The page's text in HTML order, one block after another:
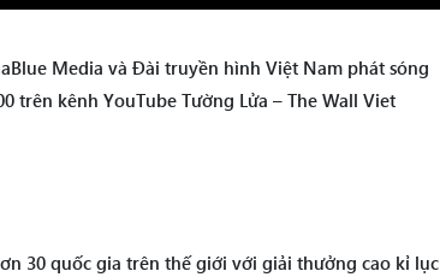
Media và Đài truyền hình Việt Nam phát sóng
trên kênh YouTube Tường Lửa – The Wall Viet
30 quốc gia trên thế giới với giải thưởng cao kỉ lục